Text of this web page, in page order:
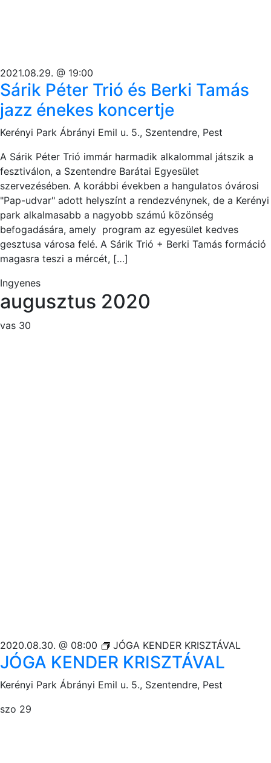
2021.08.29. @ 19:00
Sárik Péter Trió és Berki Tamás
jazz énekes koncertje
Kerényi Park Ábrányi Emil u. 5., Szentendre, Pest
A Sárik Péter Trió immár harmadik alkalommal játszik a
fesztiválon, a Szentendre Barátai Egyesület
szervezésében. A korábbi években a hangulatos óvárosi
"Pap-udvar" adott helyszínt a rendezvénynek, de a Kerényi
park alkalmasabb a nagyobb számú közönség
befogadására, amely program az egyesület kedves
gesztusa városa felé. A Sárik Trió + Berki Tamás formáció
magasra teszi a mércét, […]
Ingyenes
augusztus 2020
vas 30
2020.08.30. @ 08:00 JÓGA KENDER KRISZTÁVAL
JÓGA KENDER KRISZTÁVAL
Kerényi Park Ábrányi Emil u. 5., Szentendre, Pest
szo 29